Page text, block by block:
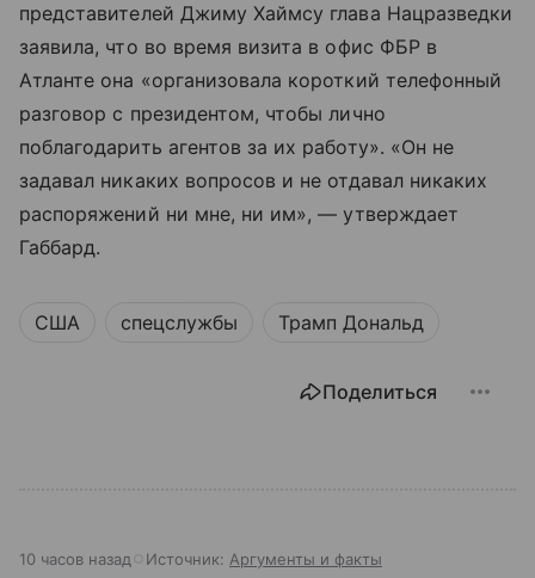
представителей Джиму Хаймсу глава Нацразведки
заявила, что во время визита в офис ФБР в
Атланте она «организовала короткий телефонный
разговор с президентом, чтобы лично
поблагодарить агентов за их работу». «Он не
задавал никаких вопросов и не отдавал никаких
распоряжений ни мне, ни им», — утверждает
Габбард.
США спецслужбы Трамп Дональд
Поделиться
10 часов назад Источник: Аргументы и факты